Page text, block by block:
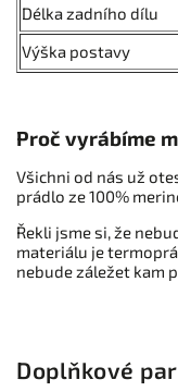
Délka zadního dílu
Výška postavy
Proč vyrábíme
Všichni od nás už
prádlo ze 100%
Řekli jsme si, že
materiálu je
nebude záležet kam
Doplňkové